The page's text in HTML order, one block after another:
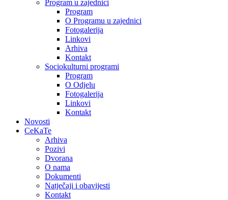
Program u zajednici
Program
O Programu u zajednici
Fotogalerija
Linkovi
Arhiva
Kontakt
Sociokulturni programi
Program
O Odjelu
Fotogalerija
Linkovi
Kontakt
Novosti
CeKaTe
Arhiva
Pozivi
Dvorana
O nama
Dokumenti
Natječaji i obavijesti
Kontakt